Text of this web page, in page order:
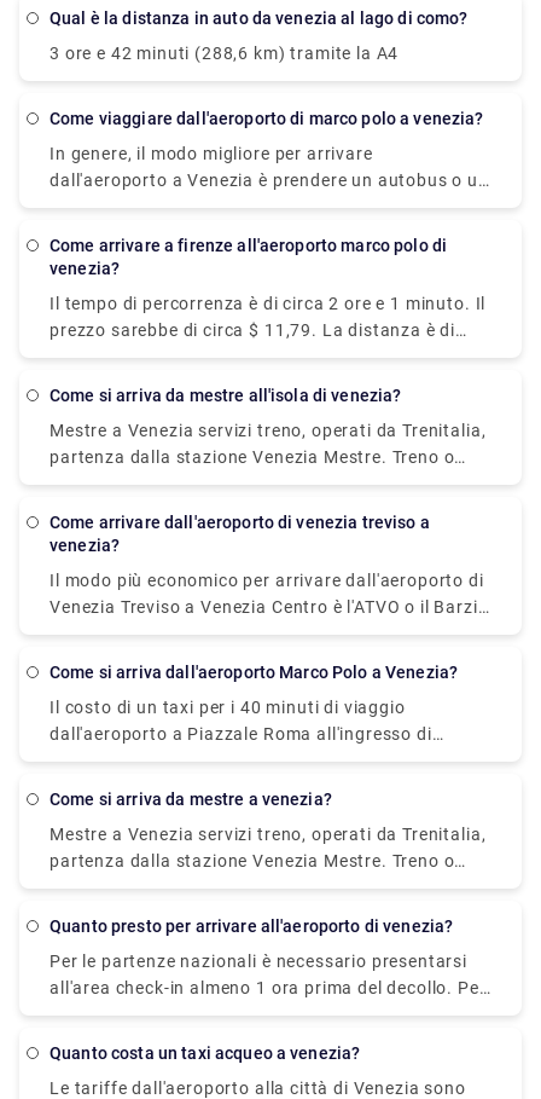
timbrati prima del viaggio, in un'apposita
macchinetta gialla alla fermata. Hanno una validità
di 75 minuti.
Qual è la distanza in auto da venezia al lago di como?
3 ore e 42 minuti (288,6 km) tramite la A4
come viaggiare dall'aeroporto di marco polo a venezia?
In genere, il modo migliore per arrivare
dall'aeroporto a Venezia è prendere un autobus o un
taxi dall'aeroporto fino a Piazzale Roma e poi salire
Alilaguna direttamente dall'aeroporto e scendere al
come arrivare a firenze all'aeroporto marco polo di
venezia?
Il tempo di percorrenza è di circa 2 ore e 1 minuto. Il
prezzo sarebbe di circa $ 11,79. La distanza è di
circa 127 miglia (204 km). Ci sono circa 30 treni al
come si arriva da mestre all'isola di venezia?
Mestre a Venezia servizi treno, operati da Trenitalia,
partenza dalla stazione Venezia Mestre. Treno o
autobus da Mestre a Venezia? Il modo migliore per
11 min e costa €1 - €35. In alternativa, puoi
min.
come arrivare dall'aeroporto di venezia treviso a
venezia?
Il modo più economico per arrivare dall'aeroporto di
Venezia Treviso a Venezia Centro è l'ATVO o il Barzi
Shuttle. Il viaggio dura circa 45 minuti e costa €
euro, tuttavia è incredibilmente conveniente
impiegando circa 30 minuti e può ospitare fino a
quattro passeggeri.
Come si arriva dall'aeroporto Marco Polo a Venezia?
Il costo di un taxi per i 40 minuti di viaggio
dall'aeroporto a Piazzale Roma all'ingresso di
Venezia è di circa 80 euro.
come si arriva da mestre a venezia?
Mestre a Venezia servizi treno, operati da Trenitalia,
partenza dalla stazione Venezia Mestre. Treno o
autobus da Mestre a Venezia? Il modo migliore per
11 min e costa €1 - €35. In alternativa, puoi
prendere l'autobus, che costa €0 - €8 e impiega 12
min.
quanto presto per arrivare all'aeroporto di venezia?
Per le partenze nazionali è necessario presentarsi
all'area check-in almeno 1 ora prima del decollo. Per
le partenze internazionali è necessario presentarsi
quanto costa un taxi acqueo a venezia?
Le tariffe dall'aeroporto alla città di Venezia sono